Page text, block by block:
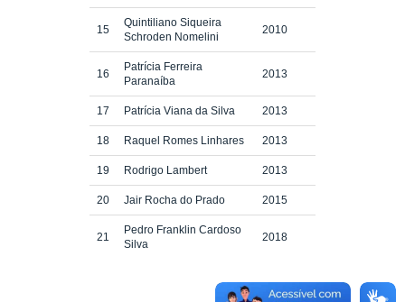
15
Quintiliano Siqueira
Schroden Nomelini
2010
16
Patrícia Ferreira
Paranaíba
2013
17 Patrícia Viana da Silva 2013
18 Raquel Romes Linhares 2013
19 Rodrigo Lambert 2013
20 Jair Rocha do Prado 2015
21
Pedro Franklin Cardoso
Silva
2018